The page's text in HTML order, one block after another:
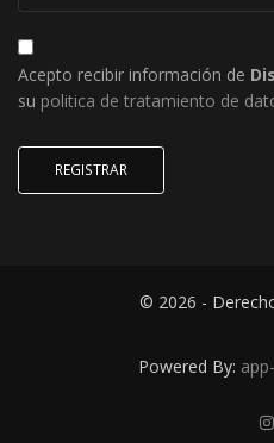
Acepto recibir información de
su politica de tratamiento de
REGISTRAR
© 2026 -
Powered By: